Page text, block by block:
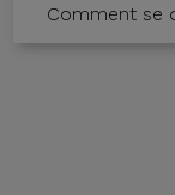
Comment se